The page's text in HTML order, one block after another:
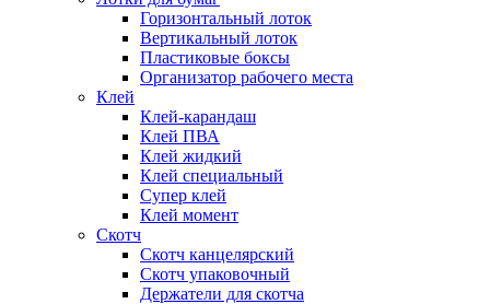
Горизонтальный лоток
Вертикальный лоток
Пластиковые боксы
Организатор рабочего места
Клей
Клей-карандаш
Клей ПВА
Клей жидкий
Клей специальный
Супер клей
Клей момент
Скотч
Скотч канцелярский
Скотч упаковочный
Держатели для скотча